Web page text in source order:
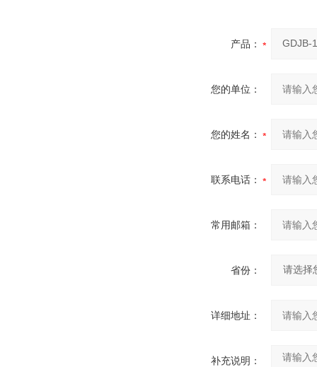
产品：
您的单位：
您的姓名：
联系电话：
常用邮箱：
省份：
详细地址：
补充说明：